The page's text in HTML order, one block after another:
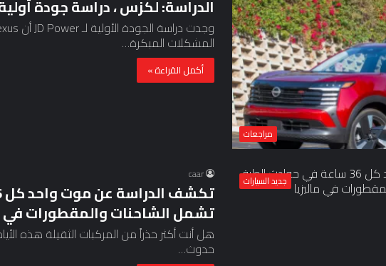
مراجعات
الدراسة: لكزس ، دراسة جودة
المشكلات المبكرة…
أكمل القراءة »
جديد السيارات caar
تشمل الشاحنات والمقطورات في
هل أنت أكثر حذراً من المركبات الثقيلة هذه
حدوث…